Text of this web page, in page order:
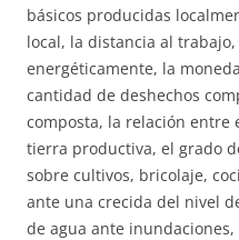
básicos producidas
local, la distancia al
energéticamente, la
cantidad de deshechos
composta, la relación entre
tierra productiva, el grado
sobre cultivos, bricolaje,
ante una crecida del nivel
de agua ante